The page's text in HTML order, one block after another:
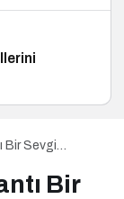
Bir Sevgi
Bir